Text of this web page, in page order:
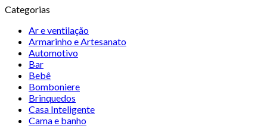
Categorias
Ar e ventilação
Armarinho e Artesanato
Automotivo
Bar
Bebê
Bomboniere
Brinquedos
Casa Inteligente
Cama e banho